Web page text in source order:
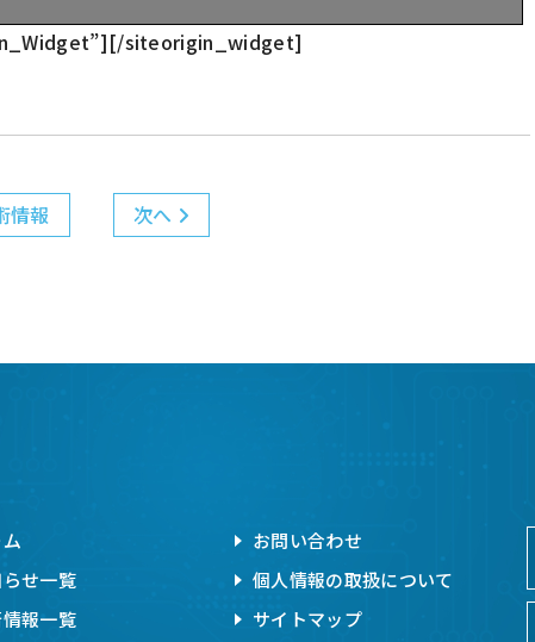
[/siteorigin_widget]
情報 次へ
せ一覧
報一覧
お問い合わせ
個人情報の取扱について
サイトマップ